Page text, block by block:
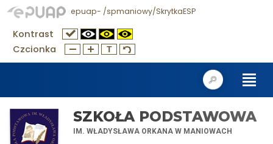
epuap- /spmaniowy/SkrytkaESP
Kontrast
Czcionka
SZKOŁA PODSTAWOWA
IM. WŁADYSŁAWA ORKANA W MANIOWACH